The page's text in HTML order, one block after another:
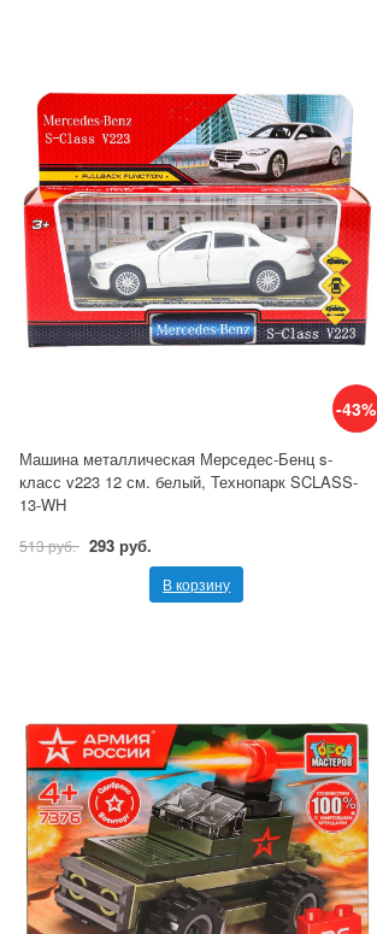
-43%
Машина металлическая Мерседес-Бенц s-
класс v223 12 см. белый, Технопарк SCLASS-
13-WH
513 руб. 293 руб.
В корзину